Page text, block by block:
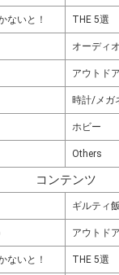
ないと！ THE 5選
オーディ
アウトド
時計/メガ
ホビー
Others
コンテンツ
ギルティ
アウトド
ないと！ THE 5選